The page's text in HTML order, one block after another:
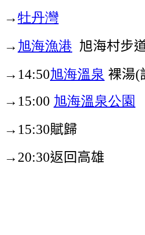
→牡丹灣
→旭海漁港 旭海村步
→ 14:50旭海溫泉 裸湯(
→ 15:00 旭海溫泉公園
→ 15:30賦歸
→ 20:30返回高雄